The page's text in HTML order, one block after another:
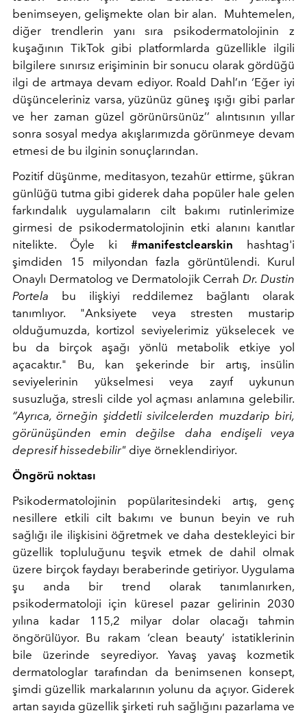
benimseyen, gelişmekte olan bir alan. Muhtemelen,
diğer trendlerin yanı sıra psikodermatolojinin z
kuşağının TikTok gibi platformlarda güzellikle ilgili
bilgilere sınırsız erişiminin bir sonucu olarak gördüğü
ilgi de artmaya devam ediyor. Roald Dahl’ın ‘Eğer iyi
düşünceleriniz varsa, yüzünüz güneş ışığı gibi parlar
ve her zaman güzel görünürsünüz’’ alıntısının yıllar
sonra sosyal medya akışlarımızda görünmeye devam
etmesi de bu ilginin sonuçlarından.
Pozitif düşünme, meditasyon, tezahür ettirme, şükran
günlüğü tutma gibi giderek daha popüler hale gelen
farkındalık uygulamaların cilt bakımı rutinlerimize
girmesi de psikodermatolojinin etki alanını kanıtlar
nitelikte. Öyle ki
#manifestclearskin hashtag'i
şimdiden 15 milyondan fazla görüntülendi. Kurul
Onaylı Dermatolog ve Dermatolojik Cerrah Dr. Dustin
Portela bu ilişkiyi reddilemez bağlantı olarak
tanımlıyor. "Anksiyete veya stresten mustarip
olduğumuzda, kortizol seviyelerimiz yükselecek ve
bu da birçok aşağı yönlü metabolik etkiye yol
açacaktır." Bu, kan şekerinde bir artış, insülin
seviyelerinin yükselmesi veya zayıf uykunun
susuzluğa, stresli cilde yol açması anlamına gelebilir.
“Ayrıca, örneğin şiddetli sivilcelerden muzdarip biri,
görünüşünden emin değilse daha endişeli veya
depresif hissedebilir" diye örneklendiriyor.
Öngörü noktası
Psikodermatolojinin popülaritesindeki artış, genç
nesillere etkili cilt bakımı ve bunun beyin ve ruh
sağlığı ile ilişkisini öğretmek ve daha destekleyici bir
güzellik topluluğunu teşvik etmek de dahil olmak
üzere birçok faydayı beraberinde getiriyor. Uygulama
şu anda bir trend olarak tanımlanırken,
psikodermatoloji için küresel pazar gelirinin 2030
yılına kadar 115,2 milyar dolar olacağı tahmin
öngörülüyor. Bu rakam ‘clean beauty’ istatiklerinin
bile üzerinde seyrediyor. Yavaş yavaş kozmetik
dermatologlar tarafından da benimsenen konsept,
şimdi güzellik markalarının yolunu da açıyor. Giderek
artan sayıda güzellik şirketi ruh sağlığını pazarlama ve